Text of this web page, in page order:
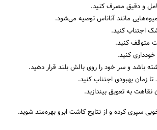
و دقیق مصرف کنید.
مانند آناناس توصیه می‌شود.
اجتناب کنید.
متوقف کنید.
کنید.
باشد و سر خود را روی بالش بلند قرار دهید.
زمان بهبودی اجتناب کنید.
نقاهت به تعویق بیندازید.
سپری کرده و از نتایج کاشت ابرو بهره‌مند شوید.